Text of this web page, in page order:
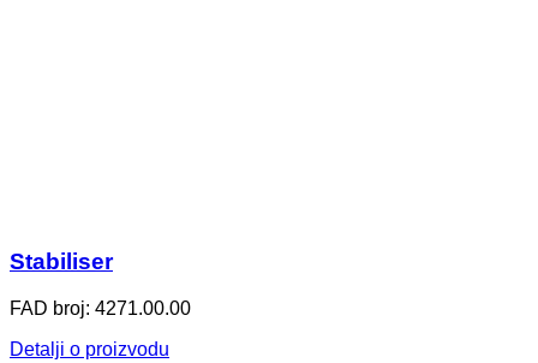
Stabiliser
FAD broj: 4271.00.00
Detalji o proizvodu